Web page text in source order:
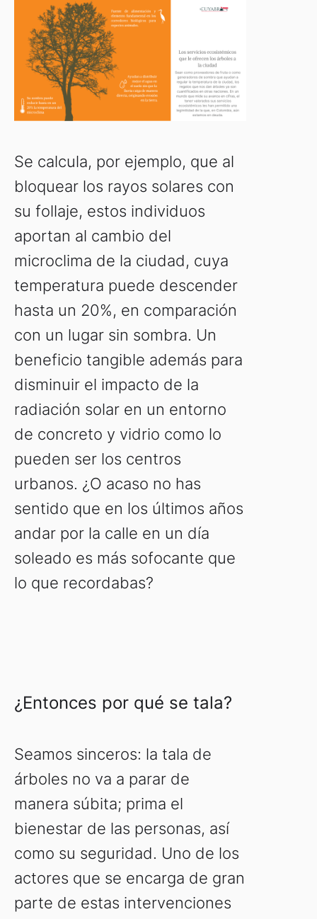
Se calcula, por ejemplo, que al
bloquear los rayos solares con
su follaje, estos individuos
aportan al cambio del
microclima de la ciudad, cuya
temperatura puede descender
hasta un 20%, en comparación
con un lugar sin sombra. Un
beneficio tangible además para
disminuir el impacto de la
radiación solar en un entorno
de concreto y vidrio como lo
pueden ser los centros
urbanos. ¿O acaso no has
sentido que en los últimos años
andar por la calle en un día
soleado es más sofocante que
lo que recordabas?
¿Entonces por qué se tala?
Seamos sinceros: la tala de
árboles no va a parar de
manera súbita; prima el
bienestar de las personas, así
como su seguridad. Uno de los
actores que se encarga de gran
parte de estas intervenciones